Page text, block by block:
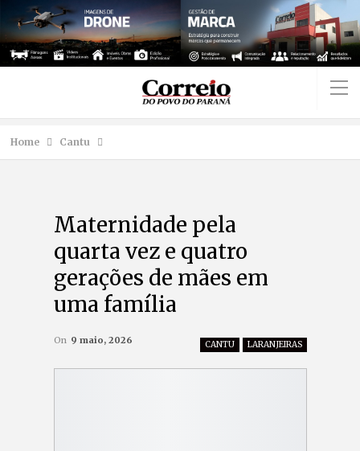
Home Cantu
Maternidade pela
quarta vez e quatro
gerações de mães em
uma família
CANTU LARANJEIRAS
On 9 maio, 2026